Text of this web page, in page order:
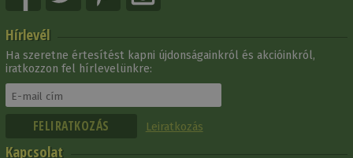
Hírlevél
Ha szeretne értesítést kapni újdonságainkról és akcióinkról,
iratkozzon fel hírlevelünkre:
Leiratkozás
Kapcsolat